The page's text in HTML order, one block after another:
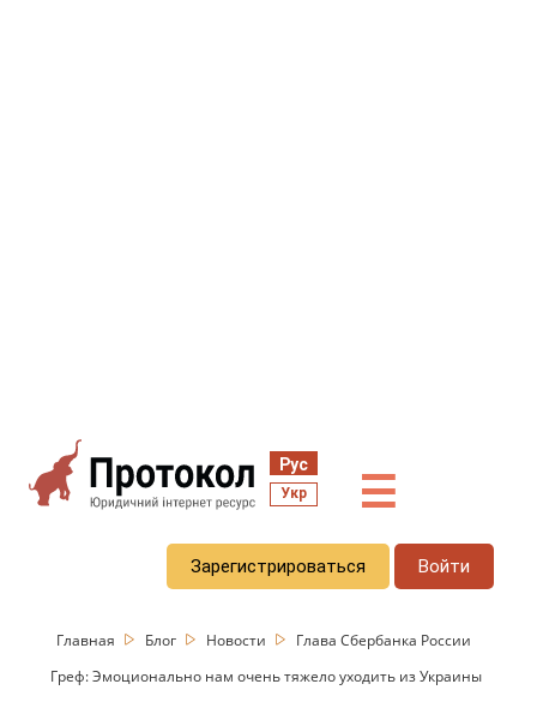
Рус
Укр ☰
Зарегистрироваться Войти
Главная Блог Новости
Глава Сбербанка России
Греф: Эмоционально нам очень тяжело уходить из Украины